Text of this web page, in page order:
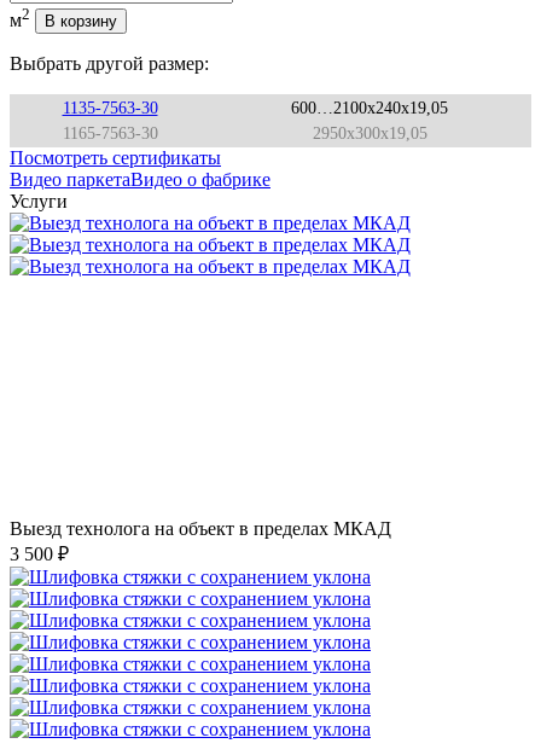
м2 В корзину
Выбрать другой размер:
1135-7563-30
600…2100x240x19,05
1165-7563-30
2950x300x19,05
Посмотреть сертификаты
Видео паркетаВидео о фабрике
Услуги
Выезд технолога на объект в пределах МКАД
3 500 ₽